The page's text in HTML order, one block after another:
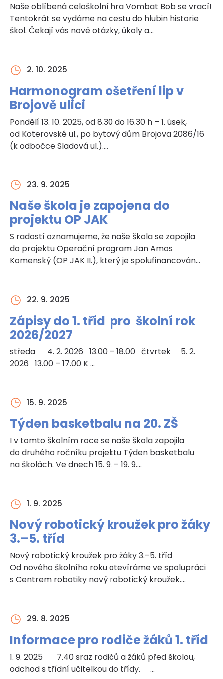
Naše oblíbená celoškolní hra Vombat Bob se vrací!
Tentokrát se vydáme na cestu do hlubin historie
škol. Čekají vás nové otázky, úkoly a…
2. 10. 2025
Harmonogram ošetření lip v
Brojově ulici
Pondělí 13. 10. 2025, od 8.30 do 16.30 h – 1. úsek,
od Koterovské ul., po bytový dům Brojova 2086/16
(k odbočce Sladová ul.).…
23. 9. 2025
Naše škola je zapojena do
projektu OP JAK
S radostí oznamujeme, že naše škola se zapojila
do projektu Operační program Jan Amos
Komenský (OP JAK II.), který je spolufinancován…
22. 9. 2025
Zápisy do 1. tříd pro školní rok
2026/2027
středa 4. 2. 2026 13.00 – 18.00 čtvrtek 5. 2.
2026 13.00 – 17.00 K …
15. 9. 2025
Týden basketbalu na 20. ZŠ
I v tomto školním roce se naše škola zapojila
do druhého ročníku projektu Týden basketbalu
na školách. Ve dnech 15. 9. – 19. 9.…
1. 9. 2025
Nový robotický kroužek pro žáky
3.–5. tříd
Nový robotický kroužek pro žáky 3.–5. tříd
Od nového školního roku otevíráme ve spolupráci
s Centrem robotiky nový robotický kroužek.…
29. 8. 2025
Informace pro rodiče žáků 1. tříd
1. 9. 2025 7.40 sraz rodičů a žáků před školou,
odchod s třídní učitelkou do třídy. …